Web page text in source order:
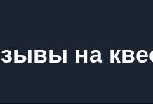
на